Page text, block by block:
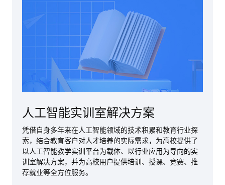
人工智能实训室解决方案
凭借自身多年来在人工智能领域的技术积累和教育行业探
索，结合教育客户对人才培养的实际需求，为高校提供了
以人工智能教学实训平台为载体、以行业应用为导向的实
训室解决方案，并为高校用户提供培训、授课、竞赛、推
荐就业等全方位服务。